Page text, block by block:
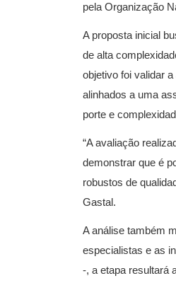
pela Organização
A proposta inicial
de alta
objetivo foi validar
alinhados a uma
porte e
“A avaliação
demonstrar que é
robustos de
Gastal.
A análise também
especialistas e as
-, a etapa resultará